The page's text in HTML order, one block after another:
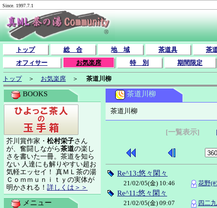
Since. 1997.7.1
トップ 総 合 地 域 茶道具
茶
オフィサー
お気楽席 特 別 期間限定
トップ＞ お気楽席 ＞ 茶道川柳
茶道川柳
茶道川柳
[一覧表示]
Re^13:悠々閑々
21/02/05(金) 10:46 花野
Re^11:悠々閑々
21/02/05(金) 09:07 四二
BOOKS
芥川賞作家・ 松村栄子さん
が、奮闘しながら茶道の楽し
さを書いた一冊。茶道を知ら
ない 人達にも解りやすい超お
気軽エッセイ！ 真ＭＬ茶の湯
Ｃｏｍｍｕｎｉｔｙの実体が
明かされる！ 詳しくは＞＞
メニュー